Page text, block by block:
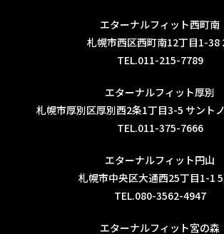
エターナルフィット西町南
札幌市西区西町南12丁目1-38
TEL.011-215-7789
エターナルフィット厚別
札幌市厚別区厚別西2条1丁目3-5 サント
TEL.011-375-7666
エターナルフィット円山
札幌市中央区大通西25丁目1-1
TEL.080-3562-4947
エターナルフィット宮の森